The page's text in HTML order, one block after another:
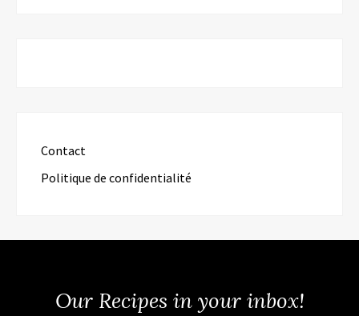
Contact
Politique de confidentialité
Our Recipes in your inbox!